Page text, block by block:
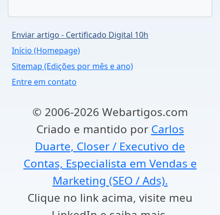
Enviar artigo - Certificado Digital 10h
Início (Homepage)
Sitemap (Edições por mês e ano)
Entre em contato
© 2006-2026 Webartigos.com
Criado e mantido por Carlos
Duarte, Closer / Executivo de
Contas, Especialista em Vendas e
Marketing (SEO / Ads).
Clique no link acima, visite meu